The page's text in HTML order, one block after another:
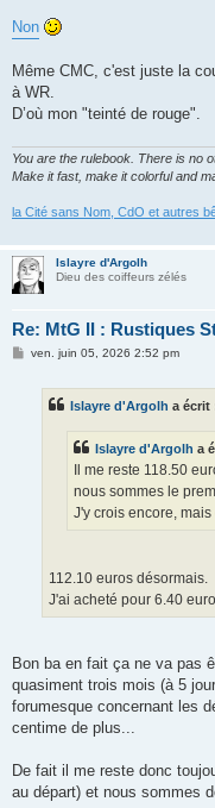
Non
Même CMC, c'est juste la
à WR.
D’où mon "teinté de rouge".
You are the rulebook. There is no
Make it fast, make it colorful and
la Cité sans Nom, CdO et autres
Islayre d'Argolh
Dieu des coiffeurs zélés
Re: MtG II : Rustiques
Mven. juin 05, 2026 2:52 pm
Islayre d'Argolh a écrit
Islayre d'Argolh a
Il me reste 118.50
nous sommes le
J'y crois encore,
112.10 euros désormais.
J'ai acheté pour 6.40
Bon ba en fait ça ne va pas
quasiment trois mois (à 5
forumesque concernant les
centime de plus...
De fait il me reste donc
au départ) et nous sommes